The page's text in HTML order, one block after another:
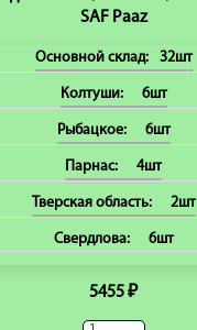
SAF Paaz
Основной склад: 32шт
Колтуши: 6шт
Рыбацкое: 6шт
Парнас: 4шт
Тверская область: 2шт
Свердлова: 6шт
5455 ₽